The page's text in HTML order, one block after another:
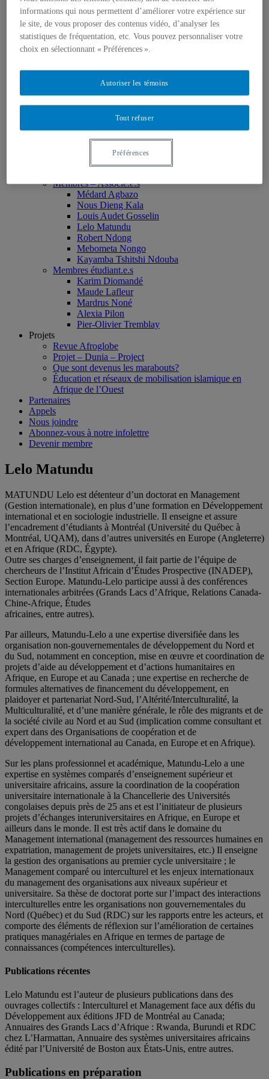
Monia Abdallah
Christian Agbobli
Rémi Bachand
Isaac Bazié
Jean-Jacques Bogui
John V. Drendel
Ibrahim Hamani
Oumar Kane
Marie Nathalie LeBlanc
Issiaka Mandé
Erika Nimis
Sid Soussi
Mark Purdon
Membres – Associé.e.s
Médard Agbazo
Nous Dieng Kala
Louis Audet Gosselin
Lelo Matundu
Robert Ndong
Mebometa Nongo
Kayamba Tshitshi Ndouba
Membres étudiant.e.s
Karim Diomandé
Maude Lafleur
Mardrus Noné
Alexia Pilon
Pier-Olivier Tremblay
Projets
Revue Afroglobe
Projet – Dunia – Project
Que sont devenus les marabouts?
Éducation et réseaux de mobilisation islamique en
Afrique de l’Ouest
Partenaires
Appels
Nous joindre
Abonnez-vous à notre infolettre
Devenir membre
Lelo Matundu
MATUNDU Lelo est détenteur d’un doctorat en Management
(Gestion internationale), en plus d’une formation en Développement
international et en sociologie industrielle. Il enseigne et assure
l’encadrement d’étudiants à Montréal (Université du Québec à
Montréal, UQAM), dans d’autres universités en Europe (Angleterre)
et en Afrique (RDC, Égypte).
Outre ses charges d’enseignement, il fait partie de l’équipe de
chercheurs de l’Institut Africain d’Études Prospective (INADEP),
Section Europe. Matundu-Lelo participe aussi à des conférences
internationales arbitrées (Grands Lacs d’Afrique, Relations Canada-
Chine-Afrique, Études
africaines, entre autres).
Par ailleurs, Matundu-Lelo a une expertise diversifiée dans les
organisation non-gouvernementales de développement du Nord et
du Sud, notamment en conception, mise en œuvre et coordination de
projets d’aide au développement et d’actions humanitaires en
Afrique, en Europe et au Canada ; une expertise en recherche de
formules alternatives de financement du développement, en
plaidoyer et partenariat Nord-Sud, l’Altérité/Interculturalité, la
Multiculturalité, et d’une manière générale, le rôle des migrants et de
la société civile au Nord et au Sud (implication comme consultant et
expert dans des Organisations de coopération et de
développement international au Canada, en Europe et en Afrique).
Sur les plans professionnel et académique, Matundu-Lelo a une
expertise en systèmes comparés d’enseignement supérieur et
universitaire africains, assure la coordination de la coopération
universitaire internationale à la Chancellerie des Universités
congolaises depuis près de 25 ans et est l’initiateur de plusieurs
projets d’échanges interuniversitaires en Afrique, en Europe et
ailleurs dans le monde. Il est très actif dans le domaine du
Management international (management des ressources humaines en
expatriation, management de projets universitaires, etc.) Il enseigne
la gestion des organisations au premier cycle universitaire ; le
Management comparé ou interculturel et les enjeux internationaux
du management des organisations aux niveaux supérieur et
universitaire. Sa thèse de doctorat porte sur l’impact des interactions
interculturelles entre les organisations non gouvernementales du
Nord (Québec) et du Sud (RDC) sur les rapports entre les acteurs, et
comporte des éléments de réflexion sur l’amélioration de certaines
pratiques managériales en Afrique en termes de partage de
connaissances (compétences interculturelles).
Publications récentes
Lelo Matundu est l’auteur de plusieurs publications dans des
ouvrages collectifs : Interculturel et Management face aux défis du
Développement aux éditions JFD de Montréal au Canada;
Annuaires des Grands Lacs d’Afrique : Rwanda, Burundi et RDC
chez L’Harmattan, Annuaire des systèmes universitaires africains
édité par l’Université de Boston aux États-Unis, entre autres.
Publications en préparation
informations qui nous permettent d’améliorer votre expérience sur
le site, de vous proposer des contenus vidéo, d’analyser les
statistiques de fréquentation, etc. Vous pouvez personnaliser votre
choix en sélectionnant « Préférences ».
Tout refuser
Autoriser les témoins
Préférences